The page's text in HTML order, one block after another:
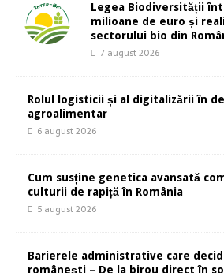
Legea Biodiversității
milioane de euro și
sectorului bio din
7 august 2026
Rolul logisticii și al digitalizării în
agroalimentar
6 august 2026
Cum susține genetica avansată
culturii de rapiță în România
5 august 2026
Barierele administrative care
românești – De la birou direct în